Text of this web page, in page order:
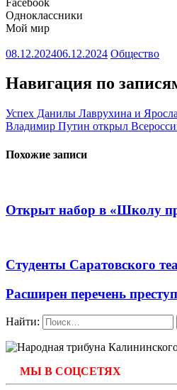
Одноклассники
Мой мир
08.12.202406.12.2024 Общество
Навигация по
Успех Данилы Лаврухина и
Владимир Путин открыл
Похожие записи
Открыт набор в «Школу
Студенты Саратовского
Расширен перечень
Найти:
МЫ В СОЦСЕТЯХ